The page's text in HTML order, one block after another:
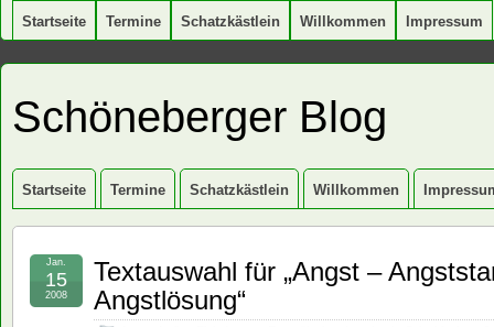
Startseite Termine Schatzkästlein Willkommen Impressum
Schöneberger Blog
Startseite Termine Schatzkästlein Willkommen
Textauswahl für „Angst –
Angstlösung“
Jan.
15
2008